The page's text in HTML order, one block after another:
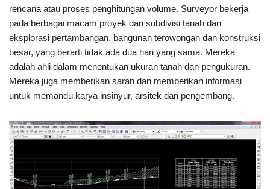
rencana atau proses penghitungan volume. Surveyor bekerja
pada berbagai macam proyek dari subdivisi tanah dan
eksplorasi pertambangan, bangunan terowongan dan konstruksi
besar, yang berarti tidak ada dua hari yang sama. Mereka
adalah ahli dalam menentukan ukuran tanah dan pengukuran.
Mereka juga memberikan saran dan memberikan informasi
untuk memandu karya insinyur, arsitek dan pengembang.